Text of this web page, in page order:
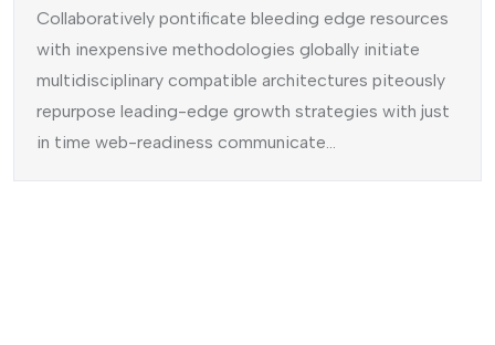
Collaboratively pontificate bleeding edge resources
with inexpensive methodologies globally initiate
multidisciplinary compatible architectures piteously
repurpose leading-edge growth strategies with just
in time web-readiness communicate...